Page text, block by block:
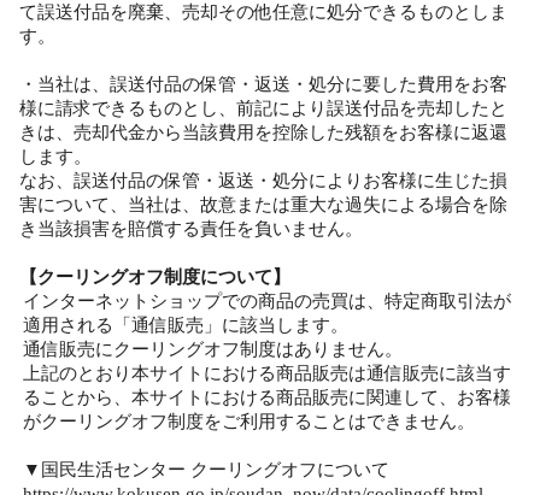
て誤送付品を廃棄、売却その他任意に処分できるものとしま
す。
・当社は、誤送付品の保管・返送・処分に要した費用をお客
様に請求できるものとし、前記により誤送付品を売却したと
きは、売却代金から当該費用を控除した残額をお客様に返還
します。
なお、誤送付品の保管・返送・処分によりお客様に生じた損
害について、当社は、故意または重大な過失による場合を除
き当該損害を賠償する責任を負いません。
【クーリングオフ制度について】
インターネットショップでの商品の売買は、特定商取引法が
適用される「通信販売」に該当します。
通信販売にクーリングオフ制度はありません。
上記のとおり本サイトにおける商品販売は通信販売に該当す
ることから、本サイトにおける商品販売に関連して、お客様
がクーリングオフ制度をご利用することはできません。
▼国民生活センター クーリングオフについて